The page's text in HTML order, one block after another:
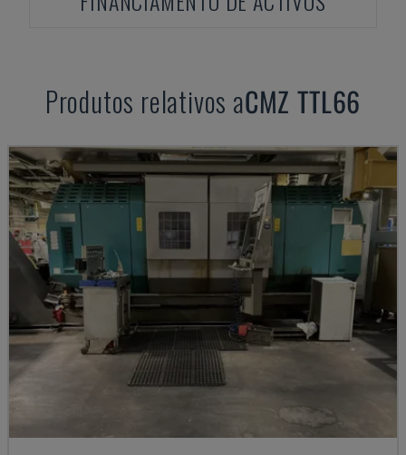
Produtos relativos aCMZ TTL66